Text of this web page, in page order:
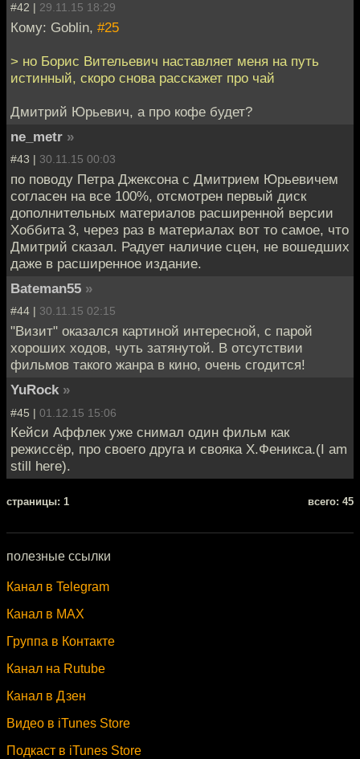
#42 | 29.11.15 18:29
Кому: Goblin, #25
> но Борис Вительевич наставляет меня на путь
истинный, скоро снова расскажет про чай
Дмитрий Юрьевич, а про кофе будет?
ne_metr »
#43 | 30.11.15 00:03
по поводу Петра Джексона с Дмитрием Юрьевичем
согласен на все 100%, отсмотрен первый диск
дополнительных материалов расширенной версии
Хоббита 3, через раз в материалах вот то самое, что
Дмитрий сказал. Радует наличие сцен, не вошедших
даже в расширенное издание.
Bateman55 »
#44 | 30.11.15 02:15
"Визит" оказался картиной интересной, с парой
хороших ходов, чуть затянутой. В отсутствии
фильмов такого жанра в кино, очень сгодится!
YuRock »
#45 | 01.12.15 15:06
Кейси Аффлек уже снимал один фильм как
режиссёр, про своего друга и свояка Х.Феникса.(I am
still here).
cтраницы: 1 всего: 45
полезные ссылки
Канал в Telegram
Канал в MAX
Группа в Контакте
Канал на Rutube
Канал в Дзен
Видео в iTunes Store
Подкаст в iTunes Store